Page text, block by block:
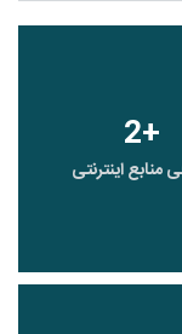
2+
منابع اینترنتی